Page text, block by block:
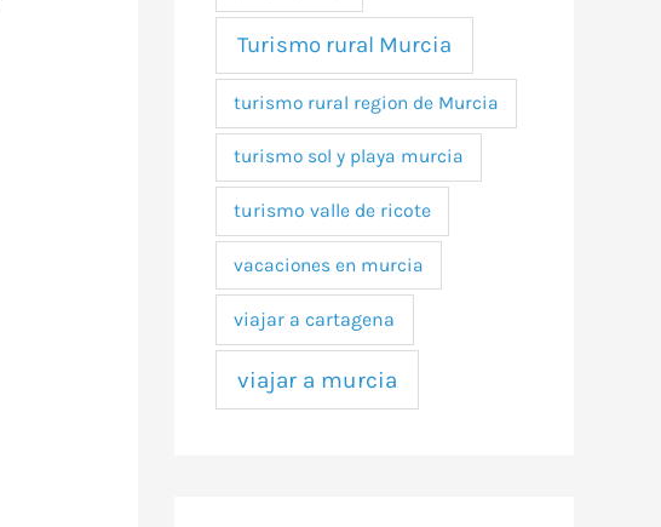
Turismo rural Murcia
turismo rural region de Murcia
turismo sol y playa murcia
turismo valle de ricote
vacaciones en murcia
viajar a cartagena
viajar a murcia